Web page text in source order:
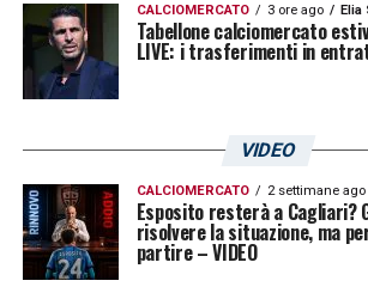
CALCIOMERCATO 3 ore ago Elia
Tabellone calciomercato
LIVE: i trasferimenti in
VIDEO
CALCIOMERCATO 2 settimane ago
Esposito resterà a Cagliari?
risolvere la situazione, ma
partire – VIDEO